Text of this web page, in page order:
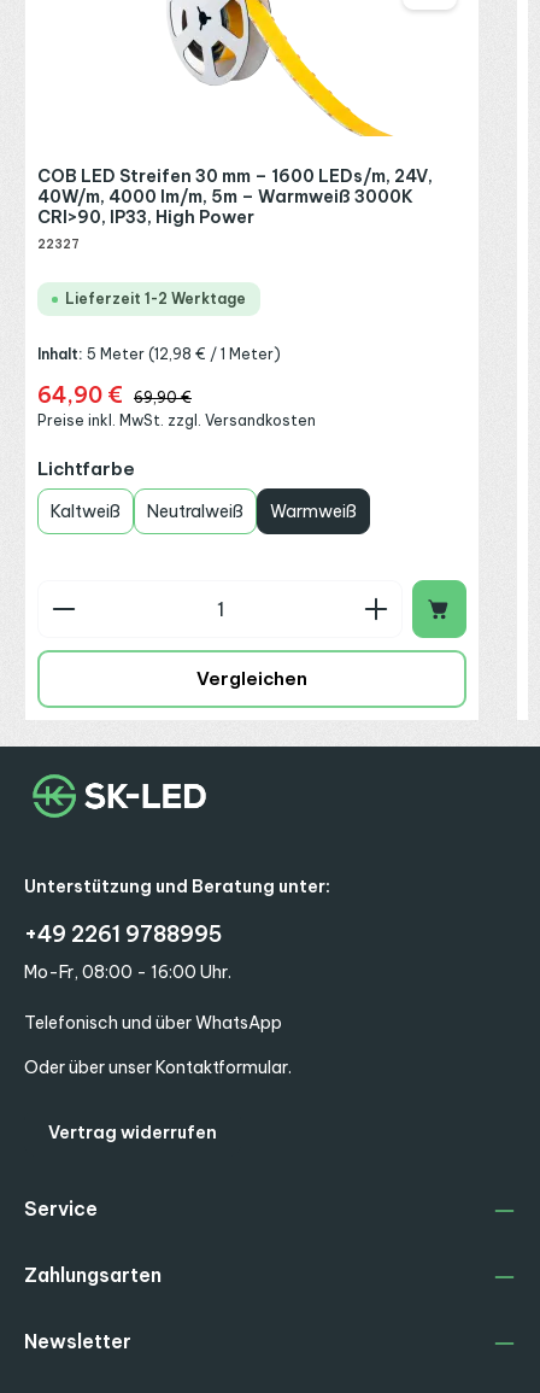
COB LED Streifen 30 mm – 1600 LEDs/m, 24V,
40W/m, 4000 lm/m, 5m – Warmweiß 3000K
CRI>90, IP33, High Power
22327
Lieferzeit 1-2 Werktage
Inhalt:5 Meter(12,98 € / 1 Meter)
Verkaufspreis:
64,90 € Regulärer Preis:
69,90 €
Preise inkl. MwSt. zzgl. Versandkosten
Lichtfarbe
Kaltweiß Neutralweiß Warmweiß
Produkt Anzahl: Gib den gewünschten Wert
Vergleichen
Unterstützung und Beratung unter:
+49 2261 9788995
Mo-Fr, 08:00 - 16:00 Uhr.
Telefonisch und über WhatsApp
Oder über unserKontaktformular.
Vertrag widerrufen
Service
Zahlungsarten
Newsletter